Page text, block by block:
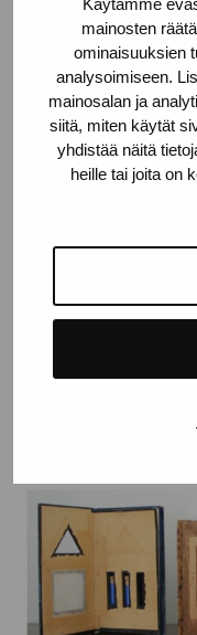
Käytämme
mainosten
ominaisuuksien
analysoimiseen.
mainosalan ja
siitä, miten käytät
yhdistää näitä
heille tai joita on
Tre bokobjekt
Kangas Olof